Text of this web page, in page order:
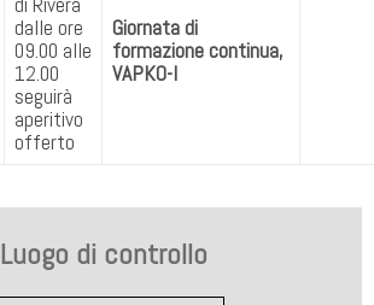
dalle ore
09.00 alle
12.00
seguirà
aperitivo
offerto
Giornata di
formazione continua,
VAPKO-I
Luogo di controllo